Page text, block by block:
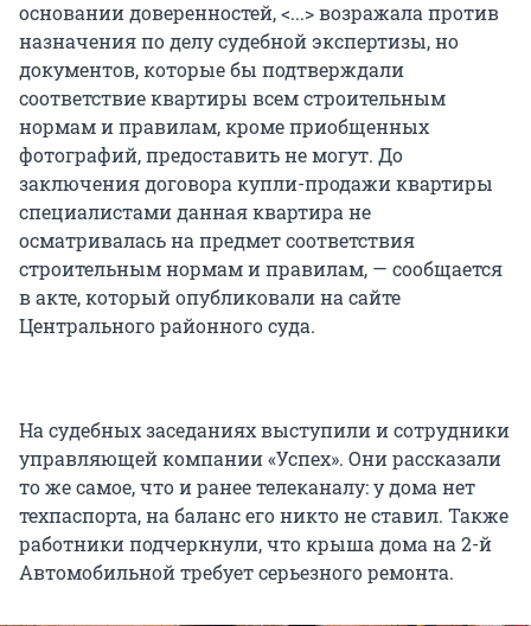
основании доверенностей, <...> возражала против
назначения по делу судебной экспертизы, но
документов, которые бы подтверждали
соответствие квартиры всем строительным
нормам и правилам, кроме приобщенных
фотографий, предоставить не могут. До
заключения договора купли-продажи квартиры
специалистами данная квартира не
осматривалась на предмет соответствия
строительным нормам и правилам, — сообщается
в акте, который опубликовали на сайте
Центрального районного суда.
На судебных заседаниях выступили и сотрудники
управляющей компании «Успех». Они рассказали
то же самое, что и ранее телеканалу: у дома нет
техпаспорта, на баланс его никто не ставил. Также
работники подчеркнули, что крыша дома на 2-й
Автомобильной требует серьезного ремонта.